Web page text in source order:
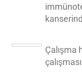
Çalışma